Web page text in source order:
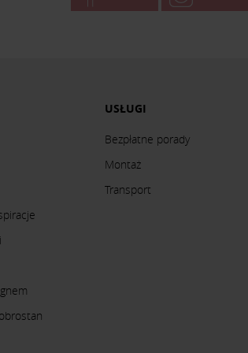
USŁUGI
Bezpłatne porady
Montaż
Transport